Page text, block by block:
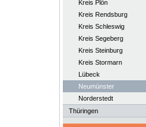
Kreis Plön
Kreis Rendsburg
Kreis Schleswig
Kreis Segeberg
Kreis Steinburg
Kreis Stormarn
Lübeck
Neumünster
Norderstedt
Thüringen